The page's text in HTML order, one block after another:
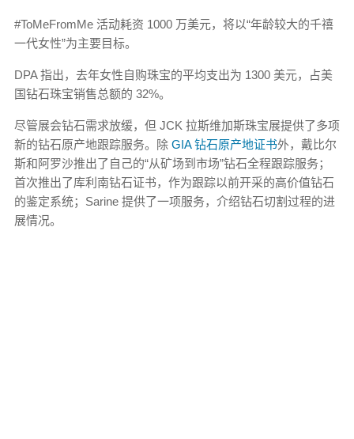
#ToMeFromMe 活动耗资 1000 万美元，将以“年龄较大的千禧
一代女性”为主要目标。
DPA 指出，去年女性自购珠宝的平均支出为 1300 美元，占美
国钻石珠宝销售总额的 32%。
尽管展会钻石需求放缓，但 JCK 拉斯维加斯珠宝展提供了多项
新的钻石原产地跟踪服务。除 GIA 钻石原产地证书外，戴比尔
斯和阿罗沙推出了自己的“从矿场到市场”钻石全程跟踪服务；
首次推出了库利南钻石证书，作为跟踪以前开采的高价值钻石
的鉴定系统；Sarine 提供了一项服务，介绍钻石切割过程的进
展情况。